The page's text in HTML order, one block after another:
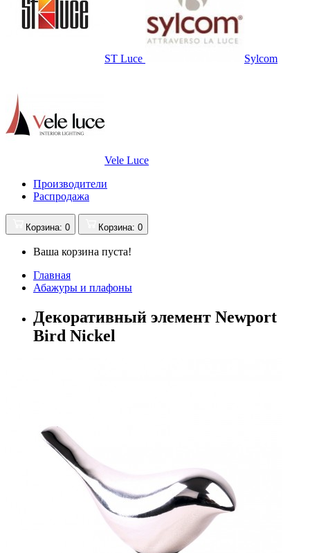
ST Luce Sylcom
Vele Luce
Производители
Распродажа
Корзина: 0 Корзина: 0
Ваша корзина пуста!
Главная
Абажуры и плафоны
Декоративный элемент Newport
Bird Nickel